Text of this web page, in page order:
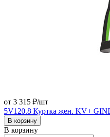
от 3 315 ₽/шт
5V120.8 Куртка жен. KV+
В корзину
В корзину